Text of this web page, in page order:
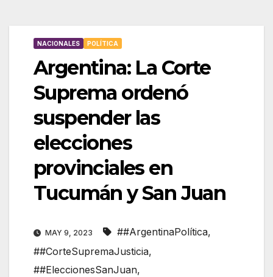
NACIONALES POLÍTICA
Argentina: La Corte
Suprema ordenó
suspender las
elecciones
provinciales en
Tucumán y San Juan
MAY 9, 2023 ##ArgentinaPolítica,
##CorteSupremaJusticia,
##EleccionesSanJuan,